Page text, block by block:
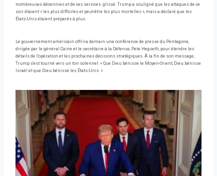
nombreuses décennies et de ces services. glissé. Trump a souligné que les attaques de ce
soir étaient « les plus difficiles et peut-être les plus mortelles », mais a déclaré que les
États-Unis étaient préparés à plus.
Le gouvernement américain offrira demain une conférence de presse du Pentagone,
dirigée par le général Caine et le secrétaire à la Défense, Pete Hegseth, pour étendre les
détails de l'opération et les prochaines décisions stratégiques. À la fin de son message,
Trump s'est tourné vers un ton solennel: « Que Dieu bénisse le Moyen-Orient, Dieu bénisse
Israël et que Dieu bénisse les États-Unis. »